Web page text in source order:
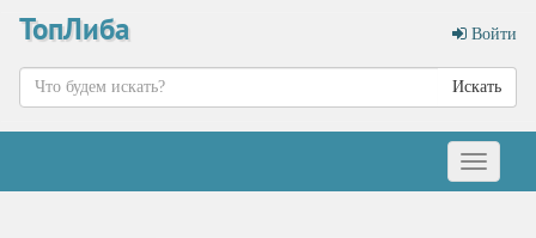
ТопЛиба Войти
Искать
Меню